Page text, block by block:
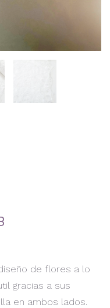
de flores a lo
gracias a sus
en ambos lados.